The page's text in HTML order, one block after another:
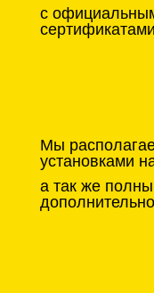
с
Мы
установками
а так же